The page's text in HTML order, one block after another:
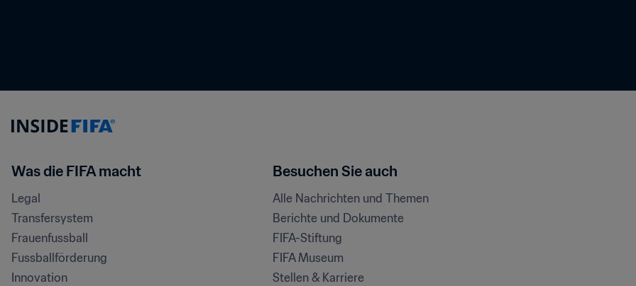
Was die FIFA macht
Legal
Transfersystem
Frauenfussball
Fussballförderung
Innovation
Besuchen Sie auch
Alle Nachrichten und Themen
Berichte und Dokumente
FIFA-Stiftung
FIFA Museum
Stellen & Karriere